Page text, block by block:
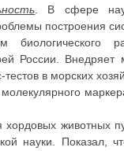
. В сфере
построения
биологического
России.
в морских
животных
науки. Показал,